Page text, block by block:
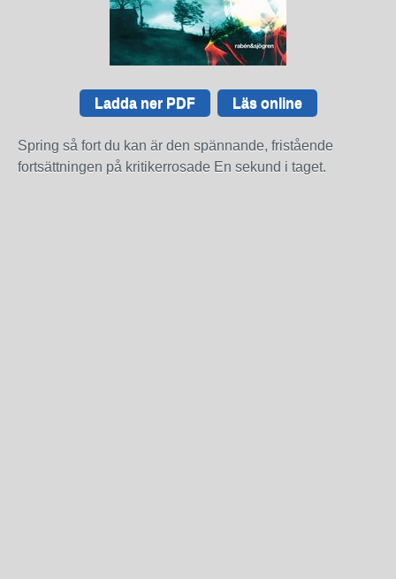
Ladda ner PDF Läs online
Spring så fort du kan är den spännande, fristående
fortsättningen på kritikerrosade En sekund i taget.